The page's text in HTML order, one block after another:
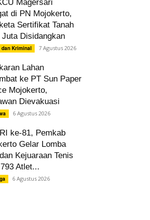
Magersari
di PN Mojokerto,
Sertifikat Tanah
Juta Disidangkan
dan Kriminal 7 Agustus 2026
Lahan
ke PT Sun Paper
Mojokerto,
Dievakuasi
6 Agustus 2026
ke-81, Pemkab
Gelar Lomba
Kejuaraan Tenis
Atlet...
6 Agustus 2026